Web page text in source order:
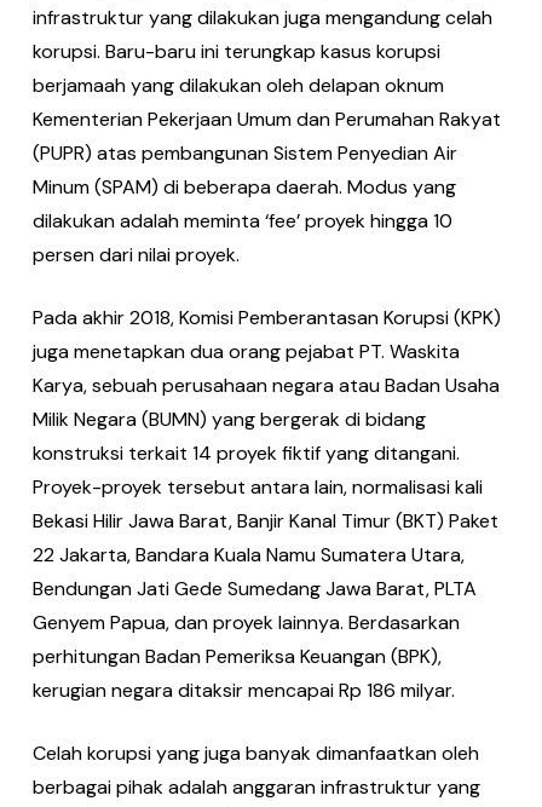
infrastruktur yang dilakukan juga mengandung celah
korupsi. Baru-baru ini terungkap kasus korupsi
berjamaah yang dilakukan oleh delapan oknum
Kementerian Pekerjaan Umum dan Perumahan Rakyat
(PUPR) atas pembangunan Sistem Penyedian Air
Minum (SPAM) di beberapa daerah. Modus yang
dilakukan adalah meminta ‘fee’ proyek hingga 10
persen dari nilai proyek.
Pada akhir 2018, Komisi Pemberantasan Korupsi (KPK)
juga menetapkan dua orang pejabat PT. Waskita
Karya, sebuah perusahaan negara atau Badan Usaha
Milik Negara (BUMN) yang bergerak di bidang
konstruksi terkait 14 proyek fiktif yang ditangani.
Proyek-proyek tersebut antara lain, normalisasi kali
Bekasi Hilir Jawa Barat, Banjir Kanal Timur (BKT) Paket
22 Jakarta, Bandara Kuala Namu Sumatera Utara,
Bendungan Jati Gede Sumedang Jawa Barat, PLTA
Genyem Papua, dan proyek lainnya. Berdasarkan
perhitungan Badan Pemeriksa Keuangan (BPK),
kerugian negara ditaksir mencapai Rp 186 milyar.
Celah korupsi yang juga banyak dimanfaatkan oleh
berbagai pihak adalah anggaran infrastruktur yang